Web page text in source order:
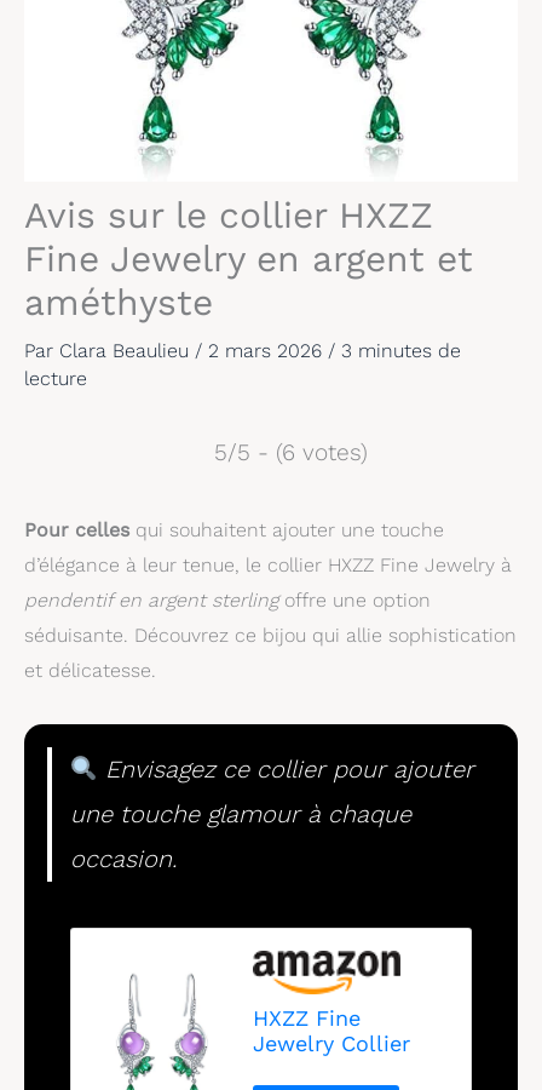
Avis sur le collier HXZZ
Fine Jewelry en argent et
améthyste
Par Clara Beaulieu / 2 mars 2026 / 3 minutes de
lecture
5/5 - (6 votes)
Pour celles qui souhaitent ajouter une touche
d’élégance à leur tenue, le collier HXZZ Fine Jewelry à
pendentif en argent sterlingoffre une option
séduisante. Découvrez ce bijou qui allie sophistication
et délicatesse.
Envisagez ce collier pour ajouter
une touche glamour à chaque
occasion.
HXZZ Fine
Jewelry Collier